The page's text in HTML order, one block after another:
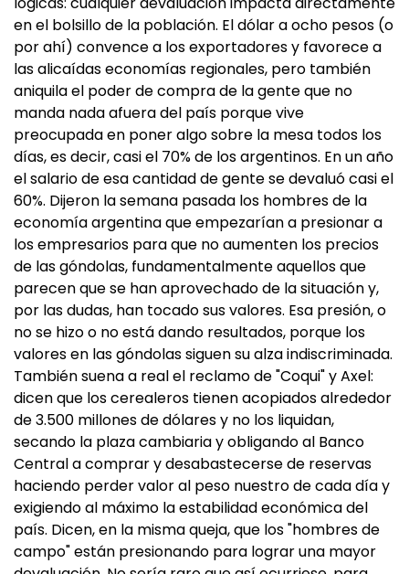
en el bolsillo de la población. El dólar a ocho pesos (o
por ahí) convence a los exportadores y favorece a
las alicaídas economías regionales, pero también
aniquila el poder de compra de la gente que no
manda nada afuera del país porque vive
preocupada en poner algo sobre la mesa todos los
días, es decir, casi el 70% de los argentinos. En un año
el salario de esa cantidad de gente se devaluó casi el
60%. Dijeron la semana pasada los hombres de la
economía argentina que empezarían a presionar a
los empresarios para que no aumenten los precios
de las góndolas, fundamentalmente aquellos que
parecen que se han aprovechado de la situación y,
por las dudas, han tocado sus valores. Esa presión, o
no se hizo o no está dando resultados, porque los
valores en las góndolas siguen su alza indiscriminada.
También suena a real el reclamo de "Coqui" y Axel:
dicen que los cerealeros tienen acopiados alrededor
de 3.500 millones de dólares y no los liquidan,
secando la plaza cambiaria y obligando al Banco
Central a comprar y desabastecerse de reservas
haciendo perder valor al peso nuestro de cada día y
exigiendo al máximo la estabilidad económica del
país. Dicen, en la misma queja, que los "hombres de
campo" están presionando para lograr una mayor